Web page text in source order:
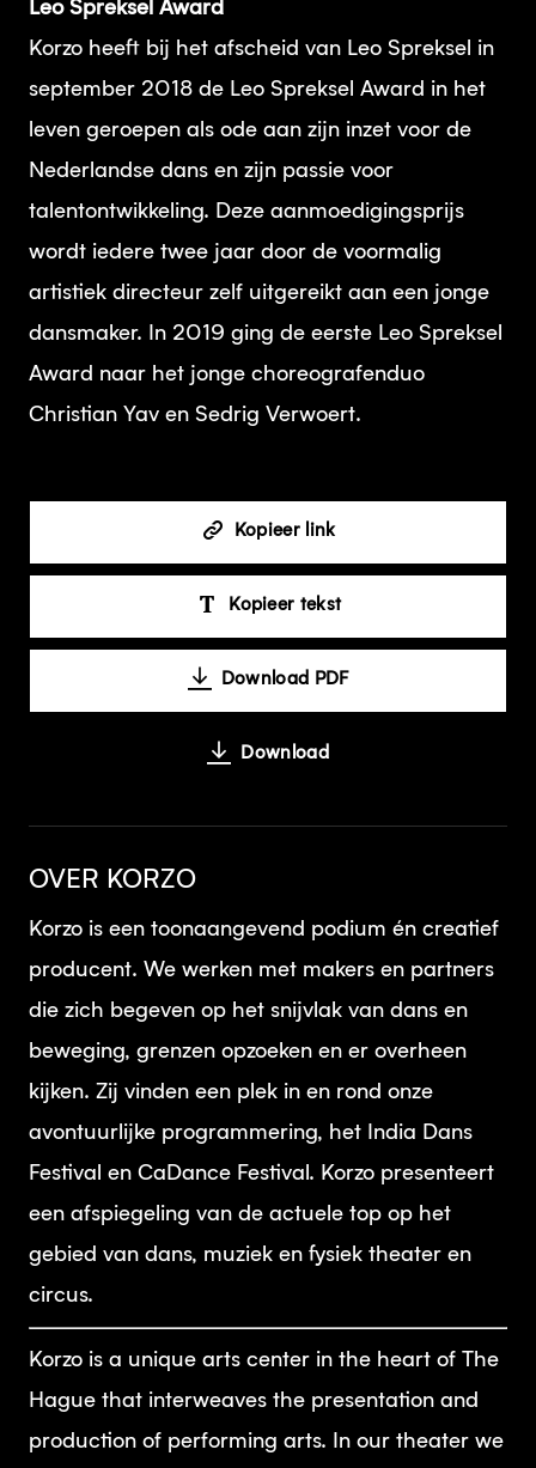
Leo Spreksel Award
Korzo heeft bij het afscheid van Leo Spreksel in
september 2018 de Leo Spreksel Award in het
leven geroepen als ode aan zijn inzet voor de
Nederlandse dans en zijn passie voor
talentontwikkeling. Deze aanmoedigingsprijs
wordt iedere twee jaar door de voormalig
artistiek directeur zelf uitgereikt aan een jonge
dansmaker. In 2019 ging de eerste Leo Spreksel
Award naar het jonge choreografenduo
Christian Yav en Sedrig Verwoert.
Kopieer link
Kopieer tekst
Download PDF
Download
OVER KORZO
Korzo is een toonaangevend podium én creatief
producent. We werken met makers en partners
die zich begeven op het snijvlak van dans en
beweging, grenzen opzoeken en er overheen
kijken. Zij vinden een plek in en rond onze
avontuurlijke programmering, het India Dans
Festival en CaDance Festival. Korzo presenteert
een afspiegeling van de actuele top op het
gebied van dans, muziek en fysiek theater en
circus.
Korzo is a unique arts center in the heart of The
Hague that interweaves the presentation and
production of performing arts. In our theater we